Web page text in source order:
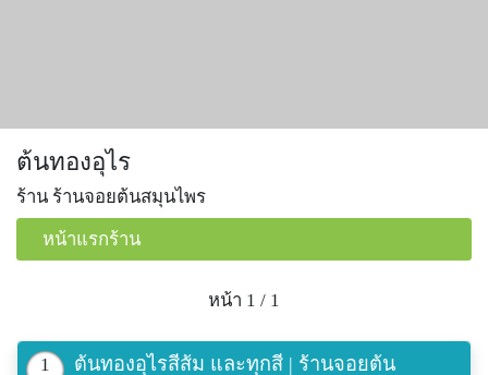
ต้นทองอุไร
ร้าน ร้านจอยต้นสมุนไพร
หน้าแรกร้าน
หน้า 1 / 1
1
ต้นทองอุไรสีส้ม และทุกสี | ร้านจอยต้น